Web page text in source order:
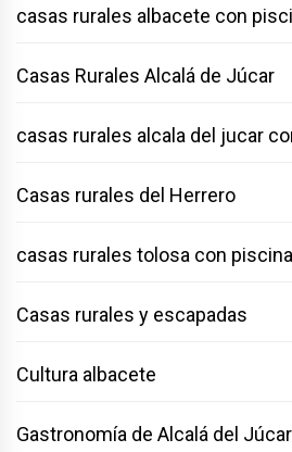
casas rurales albacete con
Casas Rurales Alcalá de Júcar
casas rurales alcala del jucar
Casas rurales del Herrero
casas rurales tolosa con piscina
Casas rurales y escapadas
Cultura albacete
Gastronomía de Alcalá del Júcar